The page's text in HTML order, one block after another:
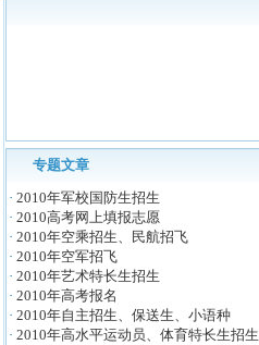
专题文章
· 2010年军校国防生招生
· 2010高考网上填报志愿
· 2010年空乘招生、民航招飞
· 2010年空军招飞
· 2010年艺术特长生招生
· 2010年高考报名
· 2010年自主招生、保送生、小语种
· 2010年高水平运动员、体育特长生招生